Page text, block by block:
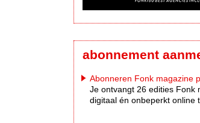
abonnement
Abonneren Fonk magazine
Je ontvangt 26 edities Fonk
digitaal én onbeperkt online